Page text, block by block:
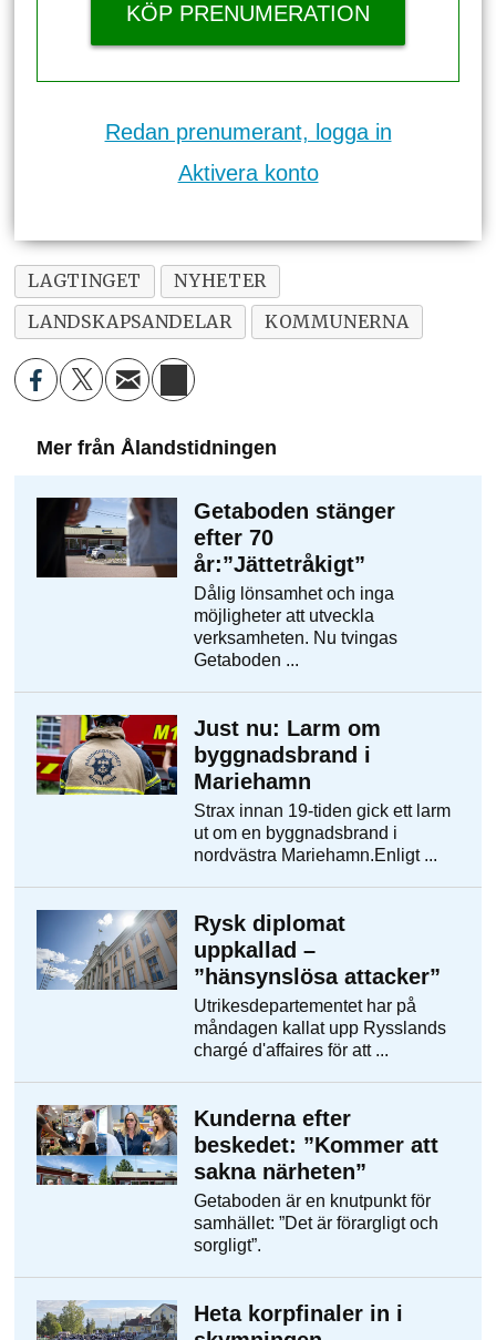
KÖP PRENUMERATION
Redan prenumerant, logga in
Aktivera konto
LAGTINGET
NYHETER
LANDSKAPSANDELAR
KOMMUNERNA